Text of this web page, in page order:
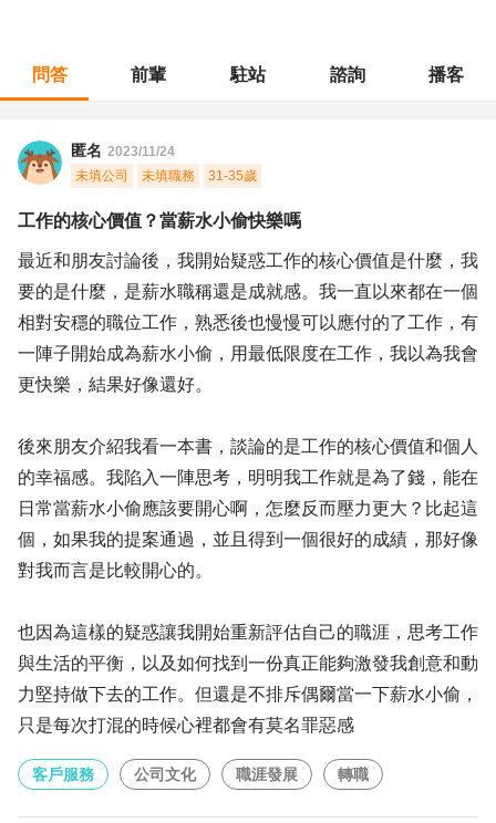
問答 前輩 駐站 諮詢 播客
匿名 2023/11/24
未填公司
未填職務 31-35歲
工作的核心價值？當薪水小偷快樂嗎
最近和朋友討論後，我開始疑惑工作的核心價值是什麼，我
要的是什麼，是薪水職稱還是成就感。我一直以來都在一個
相對安穩的職位工作，熟悉後也慢慢可以應付的了工作，有
一陣子開始成為薪水小偷，用最低限度在工作，我以為我會
更快樂，結果好像還好。
後來朋友介紹我看一本書，談論的是工作的核心價值和個人
的幸福感。我陷入一陣思考，明明我工作就是為了錢，能在
日常當薪水小偷應該要開心啊，怎麼反而壓力更大？比起這
個，如果我的提案通過，並且得到一個很好的成績，那好像
對我而言是比較開心的。
也因為這樣的疑惑讓我開始重新評估自己的職涯，思考工作
與生活的平衡，以及如何找到一份真正能夠激發我創意和動
力堅持做下去的工作。但還是不排斥偶爾當一下薪水小偷，
只是每次打混的時候心裡都會有莫名罪惡感
客戶服務 公司文化 職涯發展 轉職